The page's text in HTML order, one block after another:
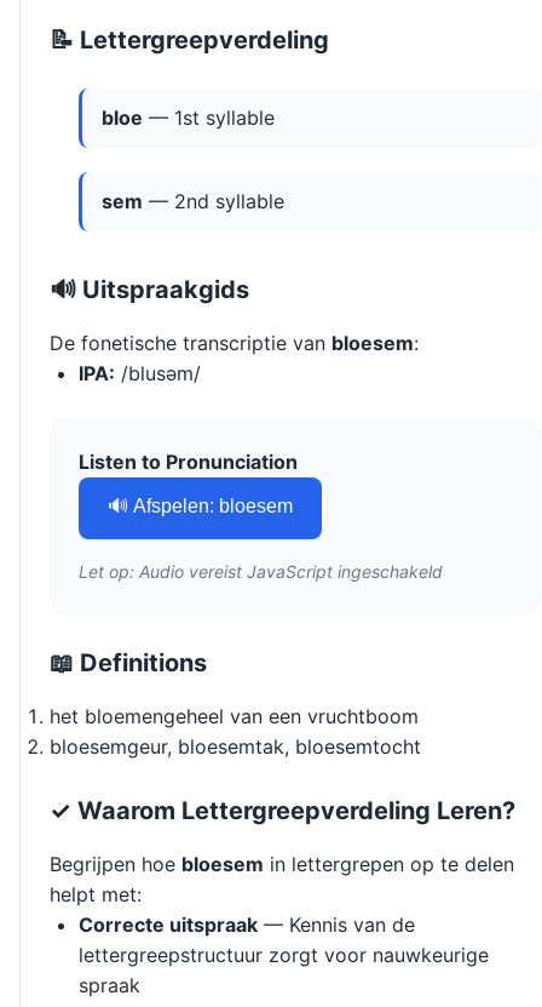
📝 Lettergreepverdeling
bloe — 1st syllable
sem — 2nd syllable
🔊 Uitspraakgids
De fonetische transcriptie van bloesem:
IPA: /blusəm/
Listen to Pronunciation
🔊 Afspelen: bloesem
Let op: Audio vereist JavaScript ingeschakeld
📖 Definitions
het bloemengeheel van een vruchtboom
bloesemgeur, bloesemtak, bloesemtocht
✓ Waarom Lettergreepverdeling Leren?
Begrijpen hoe bloesem in lettergrepen op te delen
helpt met:
Correcte uitspraak — Kennis van de
lettergreepstructuur zorgt voor nauwkeurige
spraak